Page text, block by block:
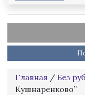
Главная / Без
Кушнаренково”